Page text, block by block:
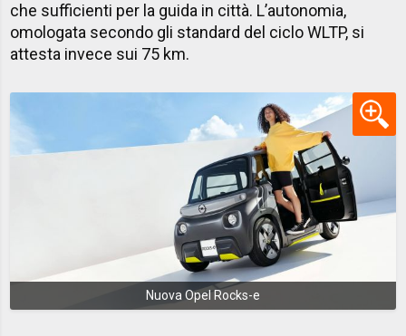
che sufficienti per la guida in città. L’autonomia,
omologata secondo gli standard del ciclo WLTP, si
attesta invece sui 75 km.
Nuova Opel Rocks-e